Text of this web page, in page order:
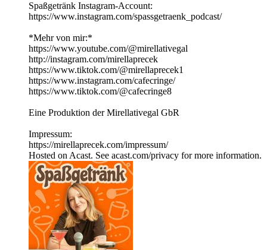
Spaßgetränk Instagram-Account:
⁠https://www.instagram.com/spassgetraenk_podcast/
*Mehr von mir:*
https://www.youtube.com/@mirellativegal
http://instagram.com/mirellaprecek
https://www.tiktok.com/@mirellaprecek1
https://www.instagram.com/cafecringe/
https://www.tiktok.com/@cafecringe8
Eine Produktion der Mirellativegal GbR
Impressum:
https://mirellaprecek.com/impressum/
Hosted on Acast. See acast.com/privacy for more information.